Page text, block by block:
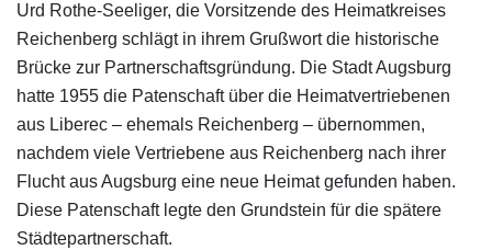
Urd Rothe-Seeliger, die Vorsitzende des Heimatkreises
Reichenberg schlägt in ihrem Grußwort die historische
Brücke zur Partnerschaftsgründung. Die Stadt Augsburg
hatte 1955 die Patenschaft über die Heimatvertriebenen
aus Liberec – ehemals Reichenberg – übernommen,
nachdem viele Vertriebene aus Reichenberg nach ihrer
Flucht aus Augsburg eine neue Heimat gefunden haben.
Diese Patenschaft legte den Grundstein für die spätere
Städtepartnerschaft.